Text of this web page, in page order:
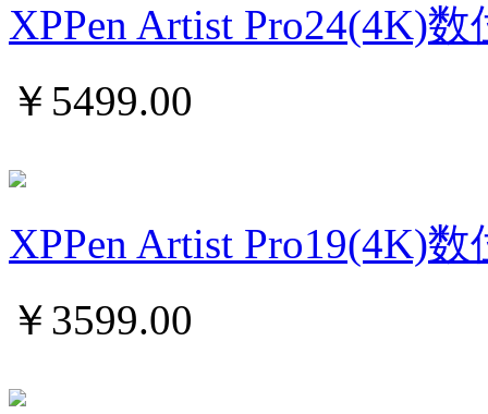
XPPen Artist Pro24(4K)
￥ 5499.00
XPPen Artist Pro19(4K)
￥ 3599.00